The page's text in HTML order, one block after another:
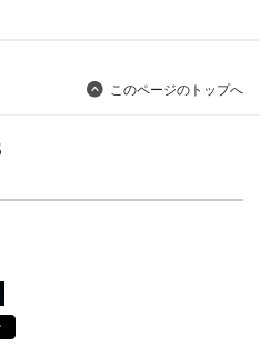
このページのトップへ